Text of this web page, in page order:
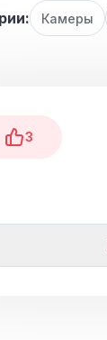
Камеры
3